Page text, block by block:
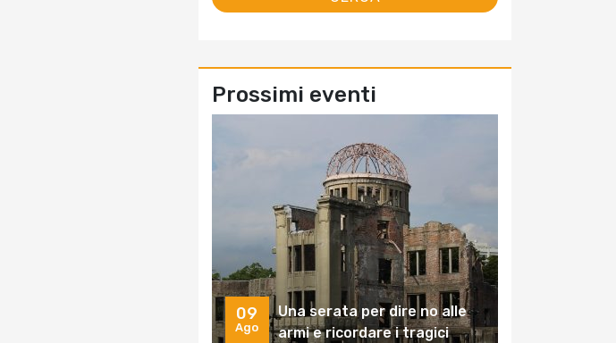
Prossimi eventi
09
Ago
Una serata per dire no alle
armi e ricordare i tragici